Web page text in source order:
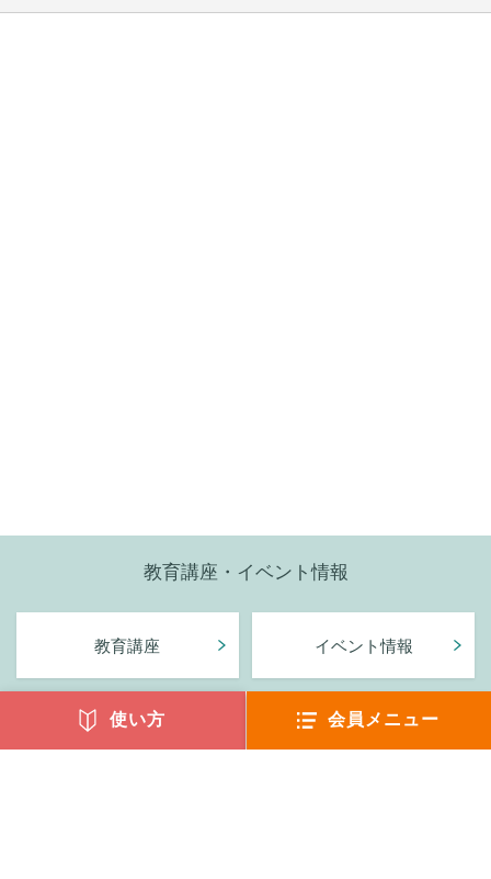
教育講座・イベント情報
教育講座 イベント情報
使い方 会員メニュー